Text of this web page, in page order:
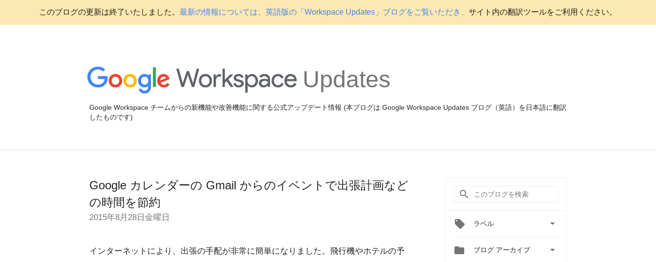
このブログの更新は終了いたしました。 最新の情報については、英語版の「Workspace Updates」ブログをご覧いただき、 サイト内の翻訳ツールをご利用ください。
Updates
Google Workspace チームからの新機能や改善機能に関する公式アップデート情報 (本ブログは Google Workspace Updates ブログ（英語）を日本語に翻訳
したものです)
Google カレンダーの Gmail からのイベントで出張計画など
の時間を節約
2015年8月28日金曜日
インターネットにより、出張の手配が非常に簡単になりました。飛行機やホテルの予
ラベル 
 ブログ アーカイブ 